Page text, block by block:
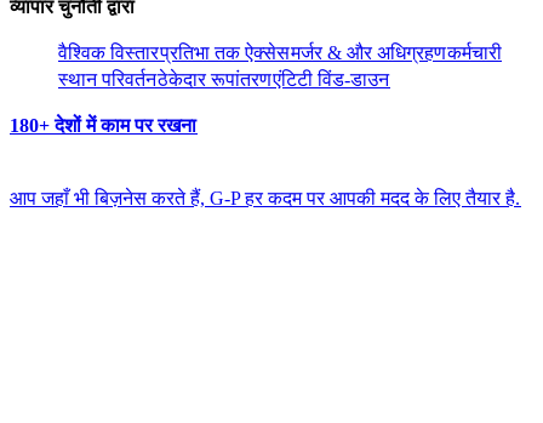
व्यापार चुनौती द्वारा​​
वैश्विक विस्तार​​प्रतिभा तक ऐक्सेस​​मर्जर & और अधिग्रहण​​कर्मचारी
स्थान परिवर्तन​​ठेकेदार रूपांतरण​​एंटिटी विंड-डाउन​​
180+ देशों में काम पर रखना​​
आप जहाँ भी बिज़नेस करते हैं, G-P हर कदम पर आपकी मदद के लिए तैयार है.​​